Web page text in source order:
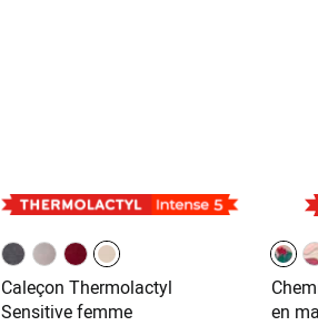
Caleçon Thermolactyl
Sensitive femme
en